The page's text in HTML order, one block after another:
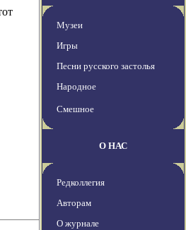
Музеи
Игры
Песни русского застолья
Народное
Смешное
О НАС
Редколлегия
Авторам
О журнале